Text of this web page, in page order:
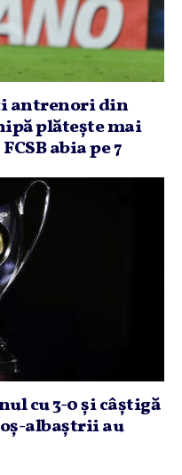
antrenori din
plăteşte mai
abia pe 7
cu 3-0 şi câştigă
albaştrii au